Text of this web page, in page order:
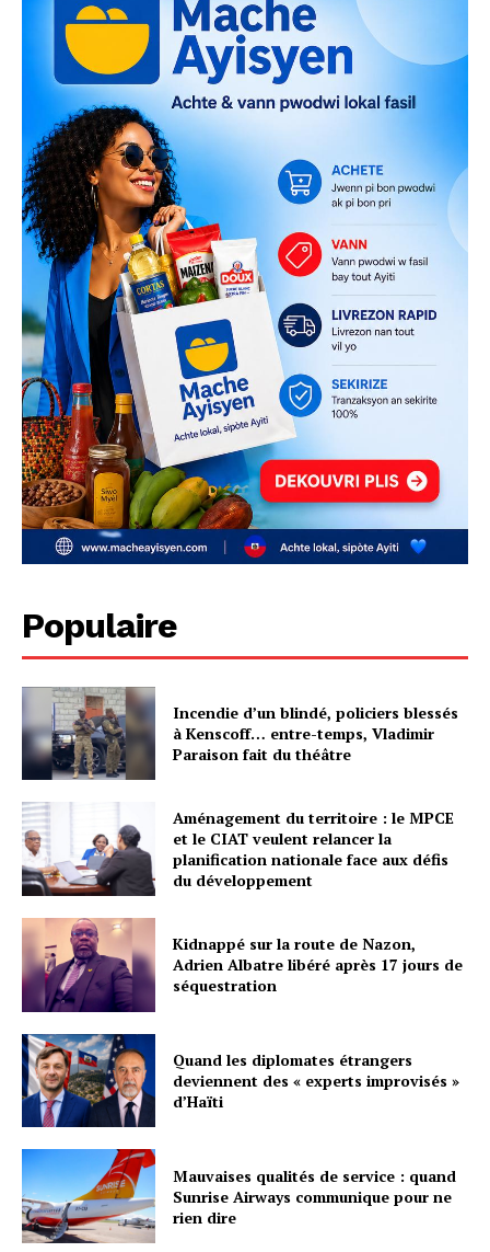
Populaire
Incendie d’un blindé, policiers blessés
à Kenscoff… entre-temps, Vladimir
Paraison fait du théâtre
Aménagement du territoire : le MPCE
et le CIAT veulent relancer la
planification nationale face aux défis
du développement
Kidnappé sur la route de Nazon,
Adrien Albatre libéré après 17 jours de
séquestration
Quand les diplomates étrangers
deviennent des « experts improvisés »
d’Haïti
Mauvaises qualités de service : quand
Sunrise Airways communique pour ne
rien dire